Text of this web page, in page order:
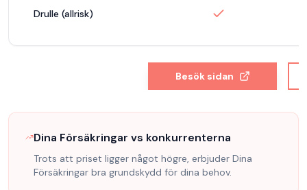
Drulle (allrisk)
Besök sidan
Dina Försäkringar vs konkurrenterna
Trots att priset ligger något högre, erbjuder Dina
Försäkringar bra grundskydd för dina behov.